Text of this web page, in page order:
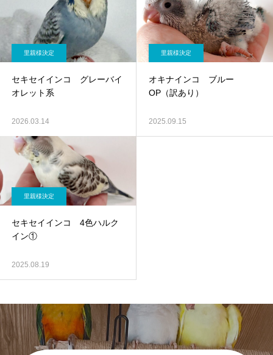
里親様決定
セキセイインコ グレーバイ
オレット系
2026.03.14
里親様決定
オキナインコ ブルー
OP（訳あり）
2025.09.15
里親様決定
セキセイインコ 4色ハルク
イン①
2025.08.19